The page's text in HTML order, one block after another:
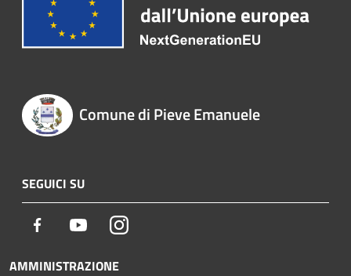
Comune di Pieve Emanuele
SEGUICI SU
Facebook YoutubeInstagram
AMMINISTRAZIONE